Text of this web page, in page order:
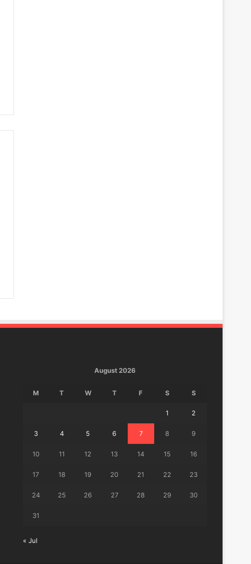
August 2026
M T W T F S S
1 2
3 4 5 6 7 8 9
10 11 12 13 14 15 16
17 18 19 20 21 22 23
24 25 26 27 28 29 30
31
« Jul